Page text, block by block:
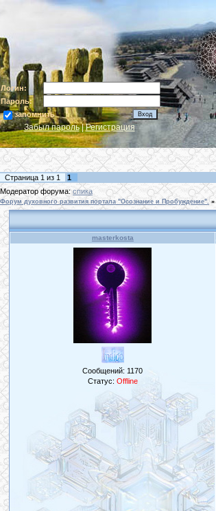
Логин:
Пароль:
запомнить
Забыл пароль|Регистрация
Страница 1 из 1
1
Модератор форума:спика
Форум духовного развития портала "Осознание и Пробуждение". »
masterkosta
Сообщений: 1170
Статус: Offline